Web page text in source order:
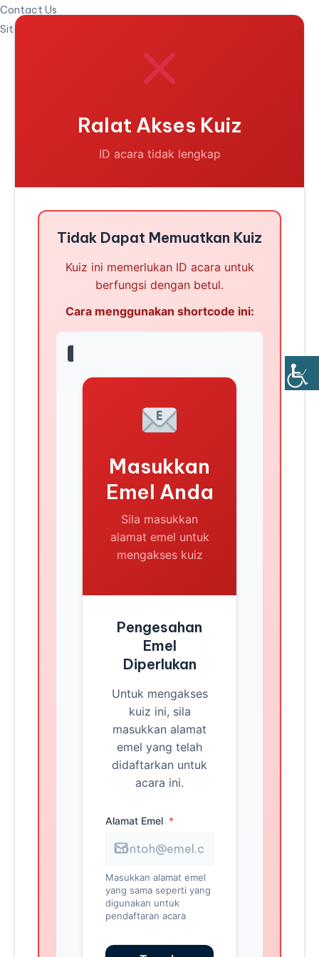
Contact Us
Sitemap
Ralat Akses Kuiz
ID acara tidak lengkap
Tidak Dapat Memuatkan Kuiz
Kuiz ini memerlukan ID acara untuk
berfungsi dengan betul.
Cara menggunakan shortcode ini:
Masukkan
Emel Anda
Sila masukkan
alamat emel untuk
mengakses kuiz
Pengesahan
Emel
Diperlukan
Untuk mengakses
kuiz ini, sila
masukkan alamat
emel yang telah
didaftarkan untuk
acara ini.
Alamat Emel *
Masukkan alamat emel
yang sama seperti yang
digunakan untuk
pendaftaran acara